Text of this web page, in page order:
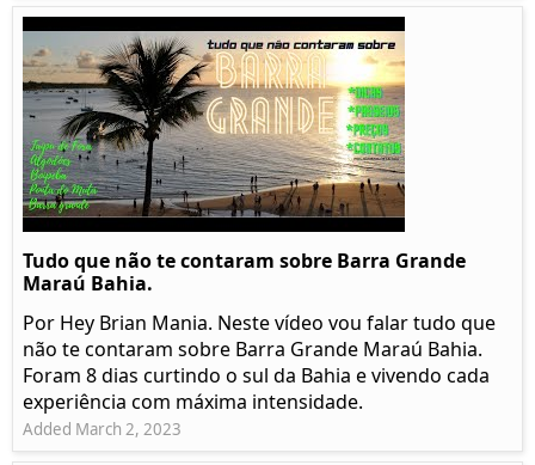
Tudo que não te contaram sobre Barra Grande
Maraú Bahia.
Por Hey Brian Mania. Neste vídeo vou falar tudo que
não te contaram sobre Barra Grande Maraú Bahia.
Foram 8 dias curtindo o sul da Bahia e vivendo cada
experiência com máxima intensidade.
Added March 2, 2023